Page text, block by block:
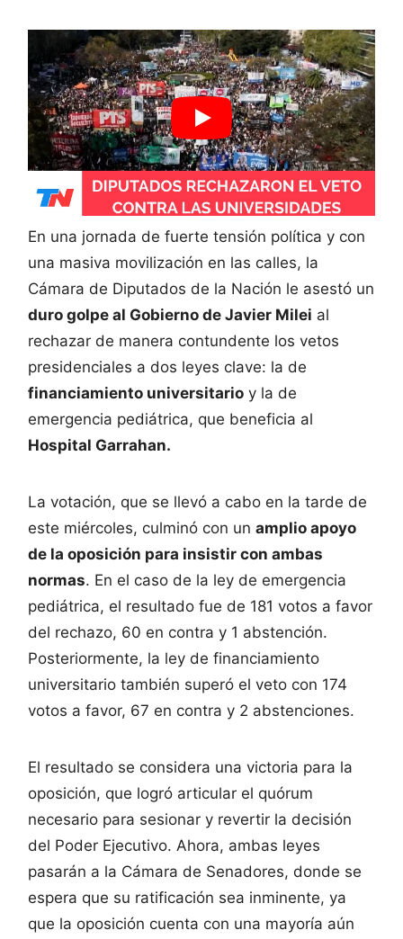
En una jornada de fuerte tensión política y con
una masiva movilización en las calles, la
Cámara de Diputados de la Nación le asestó un
duro golpe al Gobierno de Javier Milei al
rechazar de manera contundente los vetos
presidenciales a dos leyes clave: la de
financiamiento universitario y la de
emergencia pediátrica, que beneficia al
Hospital Garrahan.
La votación, que se llevó a cabo en la tarde de
este miércoles, culminó con un amplio apoyo
de la oposición para insistir con ambas
normas. En el caso de la ley de emergencia
pediátrica, el resultado fue de 181 votos a favor
del rechazo, 60 en contra y 1 abstención.
Posteriormente, la ley de financiamiento
universitario también superó el veto con 174
votos a favor, 67 en contra y 2 abstenciones.
El resultado se considera una victoria para la
oposición, que logró articular el quórum
necesario para sesionar y revertir la decisión
del Poder Ejecutivo. Ahora, ambas leyes
pasarán a la Cámara de Senadores, donde se
espera que su ratificación sea inminente, ya
que la oposición cuenta con una mayoría aún